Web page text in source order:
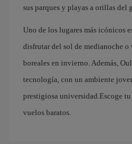
sus parques y playas a orillas del
Uno de los lugares más icónicos
disfrutar del sol de medianoche o
boreales en invierno. Además,
tecnología, con un ambiente
prestigiosa universidad.Escoge
vuelos baratos.